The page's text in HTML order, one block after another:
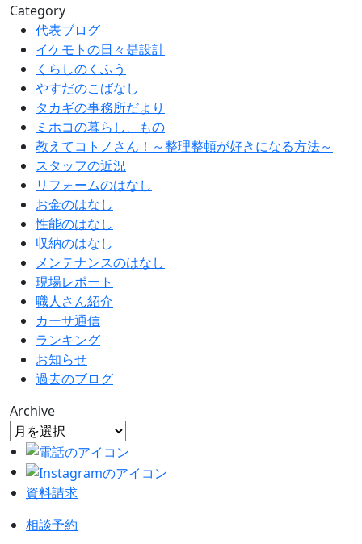
Category
代表ブログ
イケモトの日々是設計
くらしのくふう
やすだのこばなし
タカギの事務所だより
ミホコの暮らし、もの
教えてコトノさん！～整理整頓が好きになる方法～
スタッフの近況
リフォームのはなし
お金のはなし
性能のはなし
収納のはなし
メンテナンスのはなし
現場レポート
職人さん紹介
カーサ通信
ランキング
お知らせ
過去のブログ
Archive
資料請求
相談予約